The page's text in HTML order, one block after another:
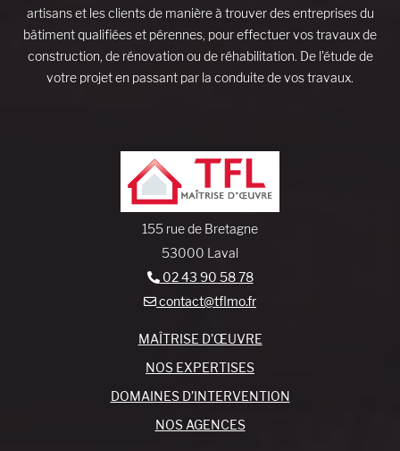
artisans et les clients de manière à trouver des entreprises du
bâtiment qualifiées et pérennes, pour effectuer vos travaux de
construction, de rénovation ou de réhabilitation. De l’étude de
votre projet en passant par la conduite de vos travaux.
155 rue de Bretagne
53000 Laval
02 43 90 58 78
contact@tflmo.fr
MAÎTRISE D’ŒUVRE
NOS EXPERTISES
DOMAINES D’INTERVENTION
NOS AGENCES